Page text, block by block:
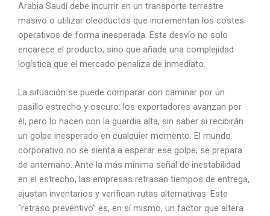
Arabia Saudí debe incurrir en un transporte terrestre
masivo o utilizar oleoductos que incrementan los costes
operativos de forma inesperada. Este desvío no solo
encarece el producto, sino que añade una complejidad
logística que el mercado penaliza de inmediato.
La situación se puede comparar con caminar por un
pasillo estrecho y oscuro: los exportadores avanzan por
él, pero lo hacen con la guardia alta, sin saber si recibirán
un golpe inesperado en cualquier momento. El mundo
corporativo no se sienta a esperar ese golpe; se prepara
de antemano. Ante la más mínima señal de inestabilidad
en el estrecho, las empresas retrasan tiempos de entrega,
ajustan inventarios y verifican rutas alternativas. Este
“retraso preventivo” es, en sí mismo, un factor que altera